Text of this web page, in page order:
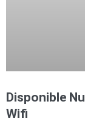
Interfonos
Disponible
Wifi